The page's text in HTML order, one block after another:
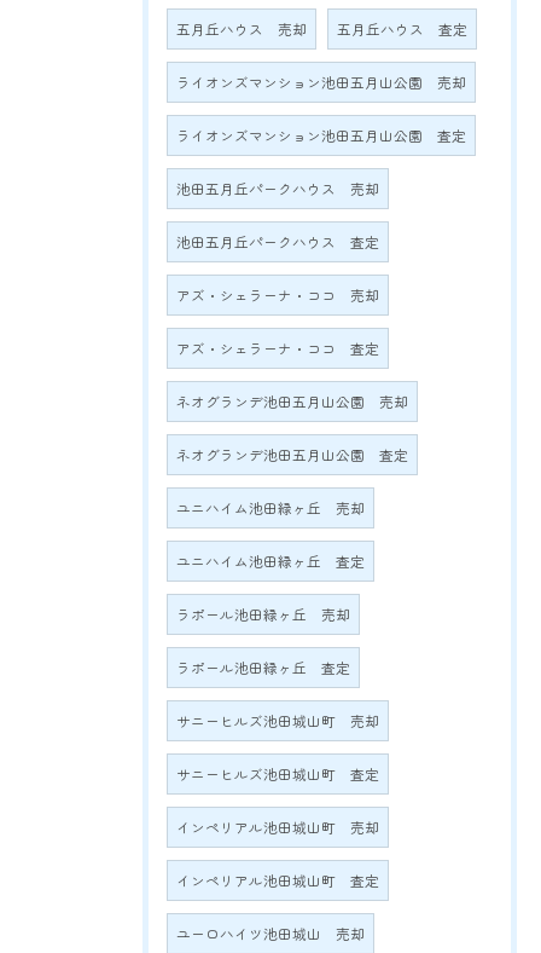
五月丘ハウス 売却 五月丘ハウス 査定
ライオンズマンション池田五月山公園 売却
ライオンズマンション池田五月山公園 査定
池田五月丘パークハウス 売却
池田五月丘パークハウス 査定
アズ・シェラーナ・ココ 売却
アズ・シェラーナ・ココ 査定
ネオグランデ池田五月山公園 売却
ネオグランデ池田五月山公園 査定
ユニハイム池田緑ヶ丘 売却
ユニハイム池田緑ヶ丘 査定
ラポール池田緑ヶ丘 売却
ラポール池田緑ヶ丘 査定
サニーヒルズ池田城山町 売却
サニーヒルズ池田城山町 査定
インペリアル池田城山町 売却
インペリアル池田城山町 査定
ユーロハイツ池田城山 売却